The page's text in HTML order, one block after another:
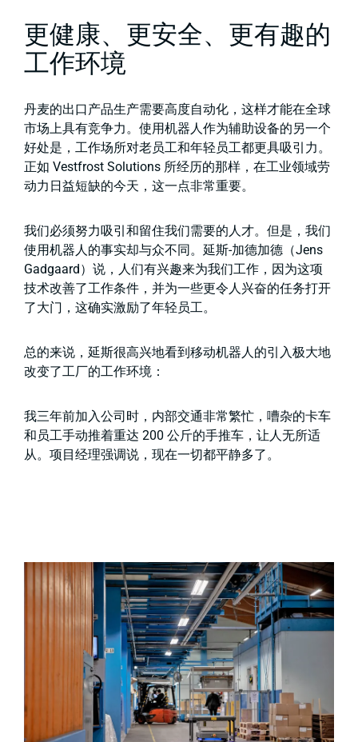
更健康、更安全、更有趣的
工作环境
丹麦的出口产品生产需要高度自动化，这样才能在全球
市场上具有竞争力。使用机器人作为辅助设备的另一个
好处是，工作场所对老员工和年轻员工都更具吸引力。
正如 Vestfrost Solutions 所经历的那样，在工业领域劳
动力日益短缺的今天，这一点非常重要。
我们必须努力吸引和留住我们需要的人才。但是，我们
使用机器人的事实却与众不同。延斯-加德加德（Jens
Gadgaard）说，人们有兴趣来为我们工作，因为这项
技术改善了工作条件，并为一些更令人兴奋的任务打开
了大门，这确实激励了年轻员工。
总的来说，延斯很高兴地看到移动机器人的引入极大地
改变了工厂的工作环境：
我三年前加入公司时，内部交通非常繁忙，嘈杂的卡车
和员工手动推着重达 200 公斤的手推车，让人无所适
从。项目经理强调说，现在一切都平静多了。